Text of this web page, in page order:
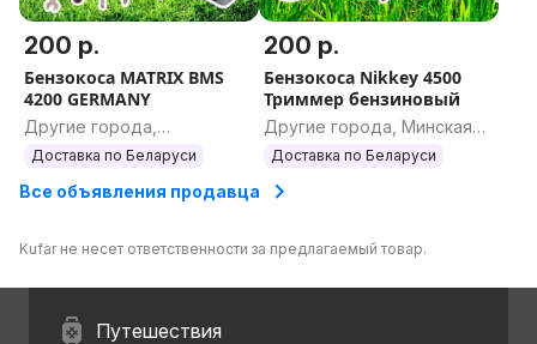
200 р.
Бензокоса MATRIX BMS
4200 GERMANY
Другие города,
Гродненская область
Доставка по Беларуси
200 р.
Бензокоса Nikkey 4500
Триммер бензиновый
Другие города, Минская
область
Доставка по Беларуси
Все объявления продавца
Kufar не несет ответственности за предлагаемый товар.
Путешествия